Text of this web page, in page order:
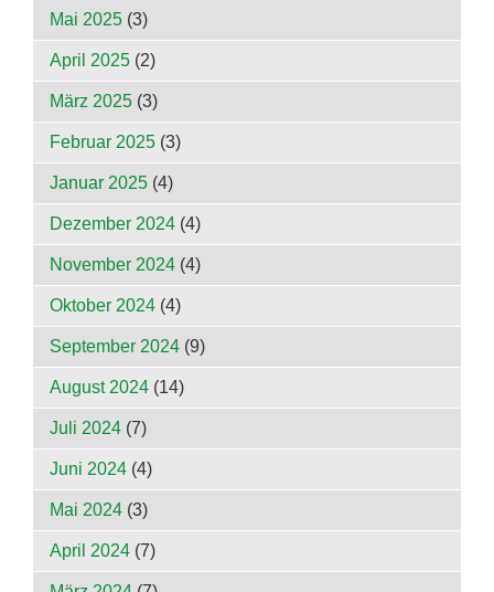
Mai 2025 (3)
April 2025 (2)
März 2025 (3)
Februar 2025 (3)
Januar 2025 (4)
Dezember 2024 (4)
November 2024 (4)
Oktober 2024 (4)
September 2024 (9)
August 2024 (14)
Juli 2024 (7)
Juni 2024 (4)
Mai 2024 (3)
April 2024 (7)